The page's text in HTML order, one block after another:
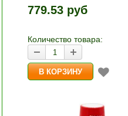
1шт прибавляется
и «-». Выберите нужное
корзину»
779.53 руб
Количество товара: